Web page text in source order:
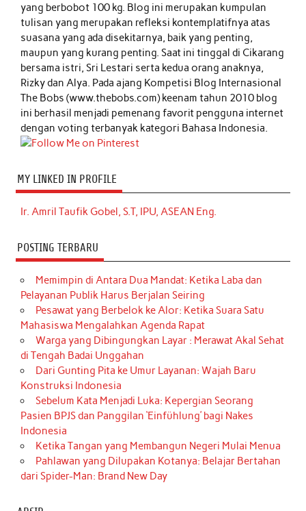
yang berbobot 100 kg. Blog ini merupakan kumpulan
tulisan yang merupakan refleksi kontemplatifnya atas
suasana yang ada disekitarnya, baik yang penting,
maupun yang kurang penting. Saat ini tinggal di Cikarang
bersama istri, Sri Lestari serta kedua orang anaknya,
Rizky dan Alya. Pada ajang Kompetisi Blog Internasional
The Bobs (www.thebobs.com) keenam tahun 2010 blog
ini berhasil menjadi pemenang favorit pengguna internet
dengan voting terbanyak kategori Bahasa Indonesia.
MY LINKED IN PROFILE
Ir. Amril Taufik Gobel, S.T, IPU, ASEAN Eng.
POSTING TERBARU
Memimpin di Antara Dua Mandat: Ketika Laba dan
Pelayanan Publik Harus Berjalan Seiring
Pesawat yang Berbelok ke Alor: Ketika Suara Satu
Mahasiswa Mengalahkan Agenda Rapat
Warga yang Dibingungkan Layar : Merawat Akal Sehat
di Tengah Badai Unggahan
Dari Gunting Pita ke Umur Layanan: Wajah Baru
Konstruksi Indonesia
Sebelum Kata Menjadi Luka: Kepergian Seorang
Pasien BPJS dan Panggilan ‘Einfühlung’ bagi Nakes
Indonesia
Ketika Tangan yang Membangun Negeri Mulai Menua
Pahlawan yang Dilupakan Kotanya: Belajar Bertahan
dari Spider-Man: Brand New Day